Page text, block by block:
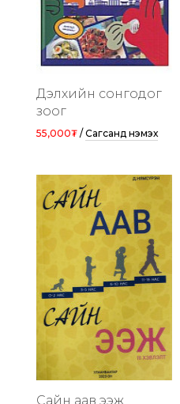
Дэлхийн сонгодог
зоог
55,000₮ / Сагсанд нэмэх
Сайн аав ээж